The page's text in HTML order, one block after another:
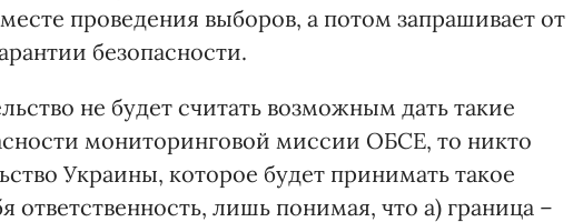
проведения выборов, а потом запрашивает от
безопасности.
не будет считать возможным дать такие
мониторинговой миссии ОБСЕ, то никто
Украины, которое будет принимать такое
ответственность, лишь понимая, что а) граница –